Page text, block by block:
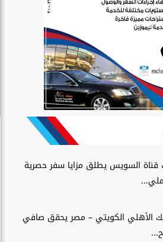
قناة السويس يطلق مزايا سفر حصرية
الأهلي الكويتي – مصر يحقق صافي